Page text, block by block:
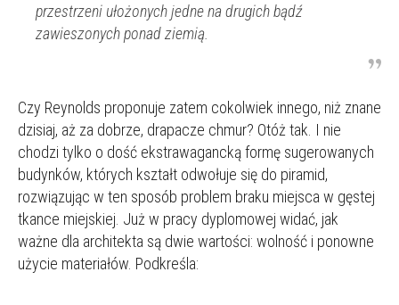
przestrzeni ułożonych jedne na drugich bądź
zawieszonych ponad ziemią.
Czy Reynolds proponuje zatem cokolwiek innego, niż znane
dzisiaj, aż za dobrze, drapacze chmur? Otóż tak. I nie
chodzi tylko o dość ekstrawagancką formę sugerowanych
budynków, których kształt odwołuje się do piramid,
rozwiązując w ten sposób problem braku miejsca w gęstej
tkance miejskiej. Już w pracy dyplomowej widać, jak
ważne dla architekta są dwie wartości: wolność i ponowne
użycie materiałów. Podkreśla: